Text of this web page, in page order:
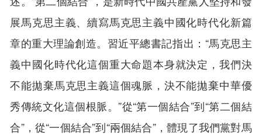
展馬克思主義、續寫馬克思主義中國化時代化新篇
章的重大理論創造。習近平總書記指出：“馬克思主
義中國化時代化這個重大命題本身就決定，我們決
不能拋棄馬克思主義這個魂脈，決不能拋棄中華優
秀傳統文化這個根脈。”從“第一個結合”到“第二個結
合”，從“一個結合”到“兩個結合”，體現了我們黨對馬